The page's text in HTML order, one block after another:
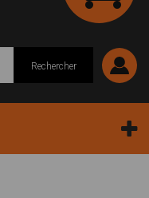
Rechercher